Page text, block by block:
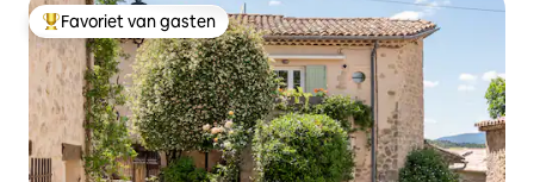
Topfavoriet van gasten
Favoriet van gasten